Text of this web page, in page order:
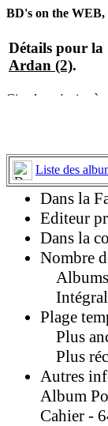
BD's on the
Détails pour la
Ardan (2).
Liste des
Dans la
Editeur
Dans la
Nombre
Plage
Plus
Plus
Autres
Album
Cahier -